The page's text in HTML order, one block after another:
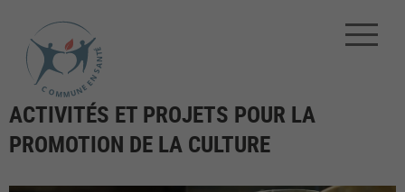
ACTIVITÉS ET PROJETS POUR LA
PROMOTION DE LA CULTURE